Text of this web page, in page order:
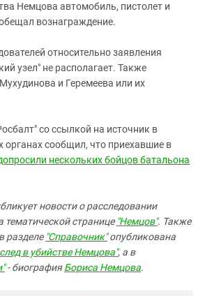
Немцова автомобиль, пистолет и
вознаграждение.
относительно заявления
узел" не располагает. Также
и Геремеева или их
со ссылкой на источник в
органах сообщил, что приехавшие в
нескольких бойцов батальона
новости о расследовании
тематической странице "Немцов". Также
разделе "Справочник"опубликована
в убийстве Немцова", а в
- биографияБориса Немцова.